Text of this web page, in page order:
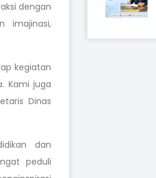
dengan
imajinasi,
kegiatan
Kami juga
Dinas
dan
peduli